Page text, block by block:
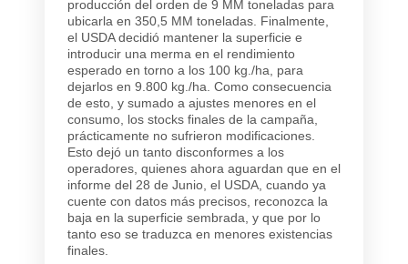
producción del orden de 9 MM toneladas para
ubicarla en 350,5 MM toneladas. Finalmente,
el USDA decidió mantener la superficie e
introducir una merma en el rendimiento
esperado en torno a los 100 kg./ha, para
dejarlos en 9.800 kg./ha. Como consecuencia
de esto, y sumado a ajustes menores en el
consumo, los stocks finales de la campaña,
prácticamente no sufrieron modificaciones.
Esto dejó un tanto disconformes a los
operadores, quienes ahora aguardan que en el
informe del 28 de Junio, el USDA, cuando ya
cuente con datos más precisos, reconozca la
baja en la superficie sembrada, y que por lo
tanto eso se traduzca en menores existencias
finales.